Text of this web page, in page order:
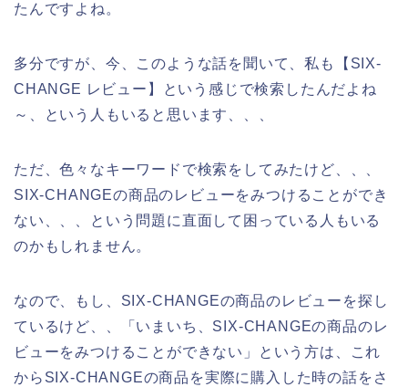
たんですよね。
多分ですが、今、このような話を聞いて、私も【SIX-
CHANGE レビュー】という感じで検索したんだよね
～、という人もいると思います、、、
ただ、色々なキーワードで検索をしてみたけど、、、
SIX-CHANGEの商品のレビューをみつけることができ
ない、、、という問題に直面して困っている人もいる
のかもしれません。
なので、もし、SIX-CHANGEの商品のレビューを探し
ているけど、、「いまいち、SIX-CHANGEの商品のレ
ビューをみつけることができない」という方は、これ
からSIX-CHANGEの商品を実際に購入した時の話をさ